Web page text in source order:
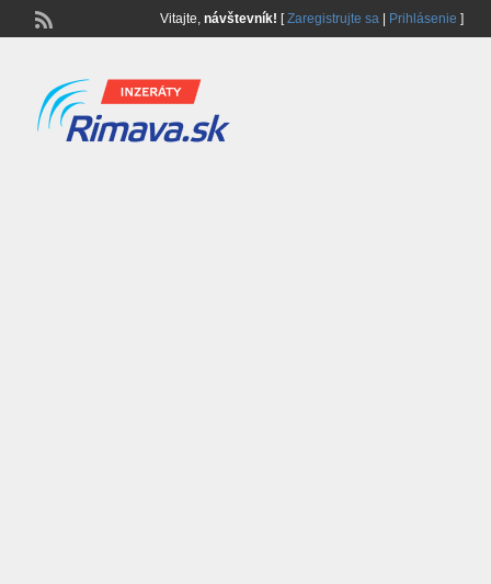
Vitajte, návštevník! [Zaregistrujte sa| Prihlásenie ]